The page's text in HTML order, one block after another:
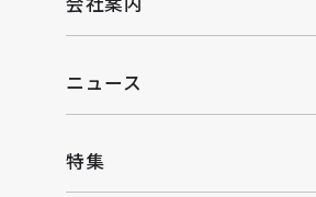
ニュース
特集